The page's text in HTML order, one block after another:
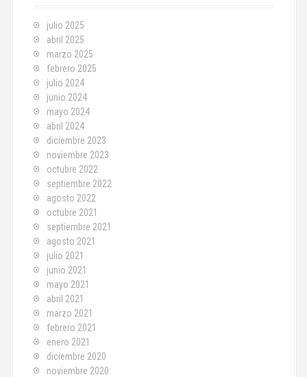
julio 2025
abril 2025
marzo 2025
febrero 2025
julio 2024
junio 2024
mayo 2024
abril 2024
diciembre 2023
noviembre 2023
octubre 2022
septiembre 2022
agosto 2022
octubre 2021
septiembre 2021
agosto 2021
julio 2021
junio 2021
mayo 2021
abril 2021
marzo 2021
febrero 2021
enero 2021
diciembre 2020
noviembre 2020